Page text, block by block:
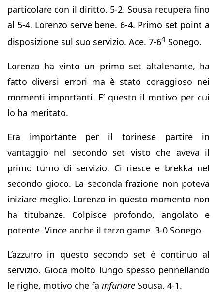
particolare con il diritto. 5-2. Sousa recupera fino
al 5-4. Lorenzo serve bene. 6-4. Primo set point a
disposizione sul suo servizio. Ace. 7-64 Sonego.
Lorenzo ha vinto un primo set altalenante, ha
fatto diversi errori ma è stato coraggioso nei
momenti importanti. E’ questo il motivo per cui
lo ha meritato.
Era importante per il torinese partire in
vantaggio nel secondo set visto che aveva il
primo turno di servizio. Ci riesce e brekka nel
secondo gioco. La seconda frazione non poteva
iniziare meglio. Lorenzo in questo momento non
ha titubanze. Colpisce profondo, angolato e
potente. Vince anche il terzo game. 3-0 Sonego.
L’azzurro in questo secondo set è continuo al
servizio. Gioca molto lungo spesso pennellando
le righe, motivo che fa infuriare Sousa. 4-1.